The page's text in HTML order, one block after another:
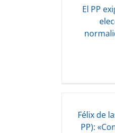
El PP
Félix de
PP):